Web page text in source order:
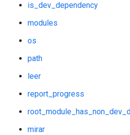
is_dev_dependency
modules
os
path
leer
report_progress
mirar